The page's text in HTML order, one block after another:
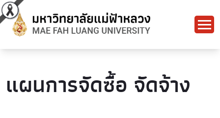
แผนการจัดซื้อ จัดจ้าง